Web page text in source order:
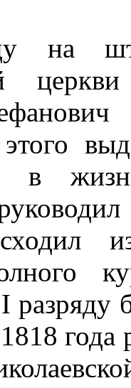
на
в
разряду
1818